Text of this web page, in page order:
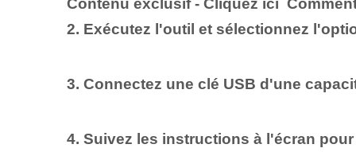
2. Exécutez l'outil et sélectionnez
3. Connectez une clé USB d'une
4. Suivez les instructions à l'écran